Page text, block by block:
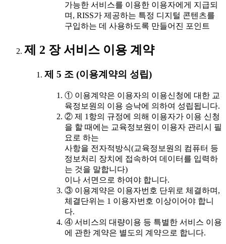
가능한 서비스를 이용한 이용자에게 지급되
며, RISS가 제공하는 특정 디지털 콘텐츠를
구입하는 데 사용하도록 만들어진 포인트
제 2 장 서비스 이용 계약
제 5 조 (이용계약의 성립)
① 이용계약은 이용자의 이용신청에 대한 교
육정보원의 이용 승낙에 의하여 성립됩니다.
② 제 1항의 규정에 의해 이용자가 이용 신청
을 할 때에는 교육정보원이 이용자 관리시 필
요로 하는
사항을 전자적방식(교육정보원의 컴퓨터 등
정보처리 장치에 접속하여 데이터를 입력하
는 것을 말합니다)
이나 서면으로 하여야 합니다.
③ 이용계약은 이용자번호 단위로 체결하며,
체결단위는 1 이용자번호 이상이어야 합니
다.
④ 서비스의 대량이용 등 특별한 서비스 이용
에 관한 계약은 별도의 계약으로 합니다.